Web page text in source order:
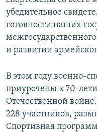
убедительное
готовности наших
и развитии
В этом году военно-
приурочены к 70-
Отечественной
228 участников,
Спортивная